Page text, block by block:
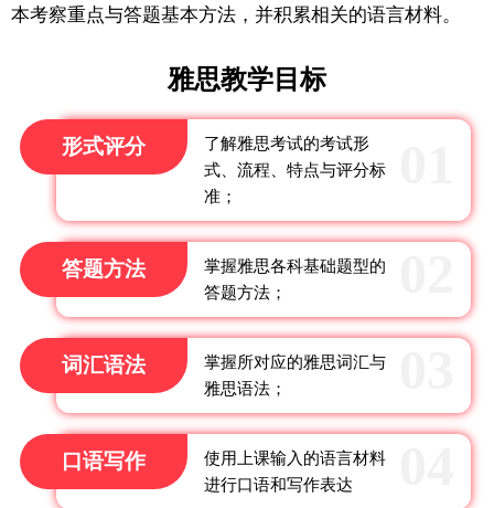
本考察重点与答题基本方法，并积累相关的语言材料。
雅思教学目标
形式评分
了解雅思考试的考试形
式、流程、特点与评分标
准；
答题方法
掌握雅思各科基础题型的
答题方法；
词汇语法
掌握所对应的雅思词汇与
雅思语法；
口语写作
使用上课输入的语言材料
进行口语和写作表达